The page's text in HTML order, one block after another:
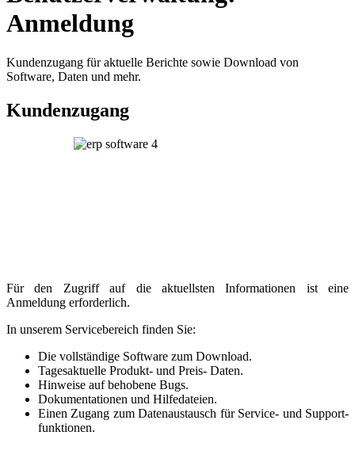
Anmeldung
Kundenzugang für aktuelle Berichte sowie Download von
Software, Daten und mehr.
Kundenzugang
Für den Zugriff auf die aktuellsten Informationen ist eine
Anmeldung erforderlich.
In unserem Servicebereich finden Sie:
Die voll­ständige Software zum Download.
Tagesaktuelle Produkt- und Preis- Daten.
Hinweise auf behobene Bugs.
Dokumen­tationen und Hilfedateien.
Einen Zugang zum Daten­aus­tausch für Service- und Support­
funktionen.